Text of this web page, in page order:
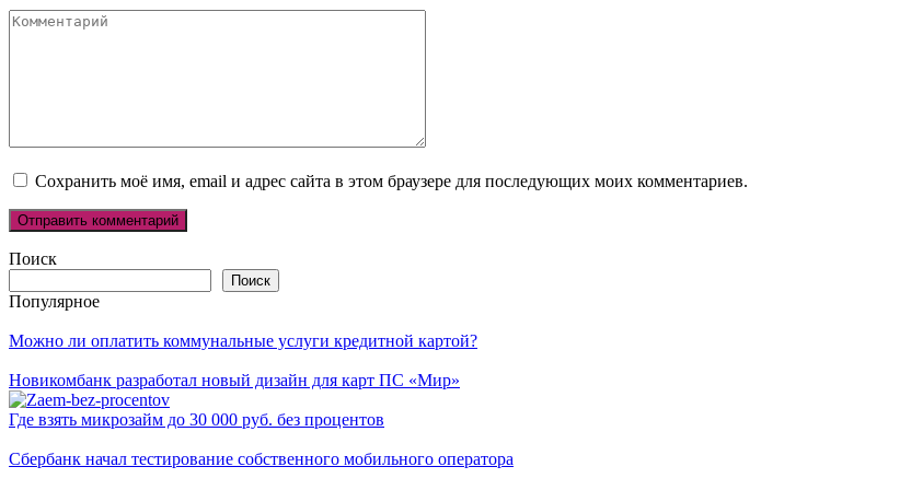
Комментарий
Сохранить моё имя, email и адрес сайта в этом браузере для последующих моих комментариев.
Поиск
Поиск
Популярное
Можно ли оплатить коммунальные услуги кредитной картой?
Новикомбанк разработал новый дизайн для карт ПС «Мир»
Где взять микрозайм до 30 000 руб. без процентов
Сбербанк начал тестирование собственного мобильного оператора